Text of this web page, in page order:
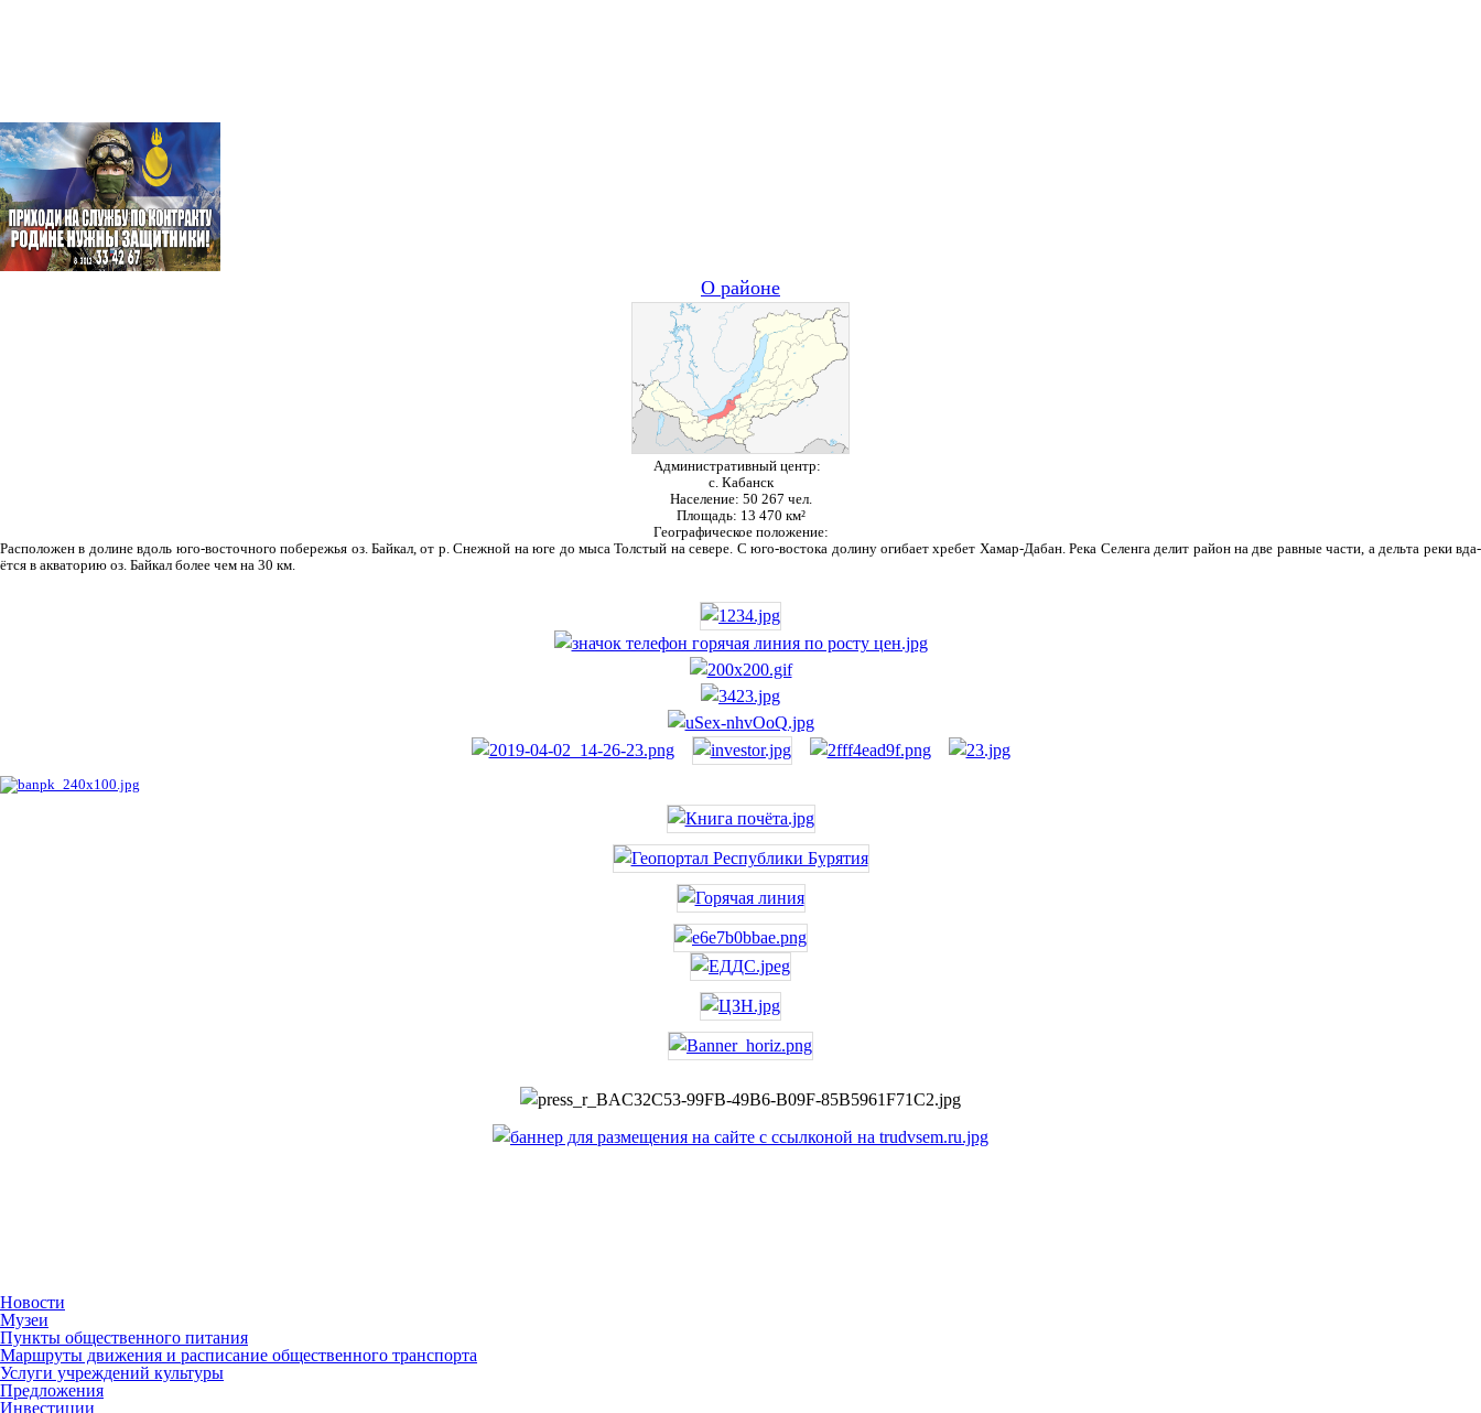
О районе
Административный центр:
с. Кабанск
Население: 50 267 чел.
Площадь: 13 470 км²
Географическое положение:
Рас­положен в долине вдоль юго-восточного побережья оз. Байкал, от р. Снежной на юге до мыса Толстый на севере. С юго-востока долину огибает хребет Хамар-Дабан. Река Селенга делит район на две равные части, а дельта реки вда­
ётся в акваторию оз. Байкал более чем на 30 км.
Новости
Музеи
Пункты общественного питания
Маршруты движения и расписание общественного транспорта
Услуги учреждений культуры
Предложения
Инвестиции